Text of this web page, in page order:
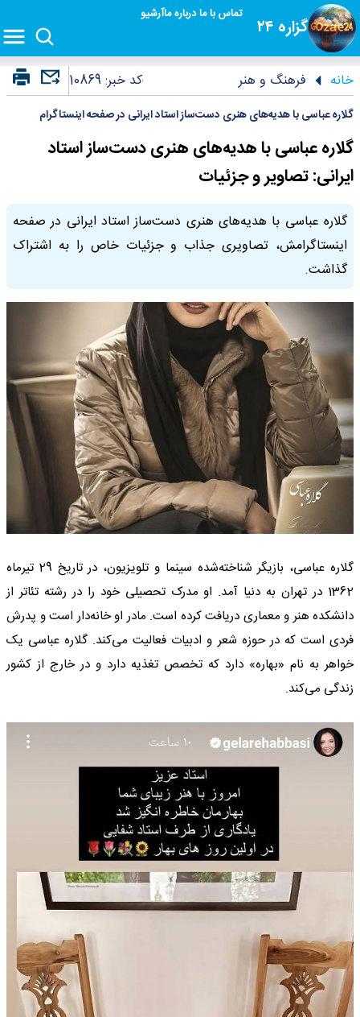
گزاره ۲۴
تماس با مادرباره ماآرشیو
خانه فرهنگ و هنر کد خبر:10869
گلاره عباسی با هدیه‌های هنری دست‌ساز استاد ایرانی در صفحه اینستاگرام
گلاره عباسی با هدیه‌های هنری دست‌ساز استاد
ایرانی: تصاویر و جزئیات
گلاره عباسی با هدیه‌های هنری دست‌ساز استاد ایرانی در صفحه
اینستاگرامش، تصاویری جذاب و جزئیات خاص را به اشتراک
گذاشت.
گلاره عباسی، بازیگر شناخته‌شده سینما و تلویزیون، در تاریخ 29 تیرماه
1362 در تهران به دنیا آمد. او مدرک تحصیلی خود را در رشته تئاتر از
دانشکده هنر و معماری دریافت کرده است. مادر او خانه‌دار است و پدرش
فردی است که در حوزه شعر و ادبیات فعالیت می‌کند. گلاره عباسی یک
خواهر به نام «بهاره» دارد که تخصص تغذیه دارد و در خارج از کشور
زندگی می‌کند.